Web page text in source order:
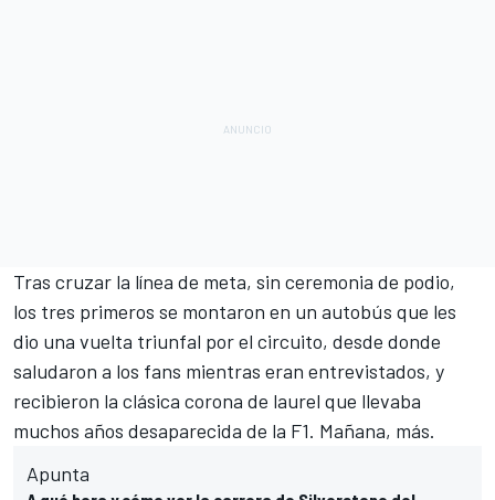
Tras cruzar la línea de meta, sin ceremonia de podio,
los tres primeros se montaron en un autobús que les
dio una vuelta triunfal por el circuito, desde donde
saludaron a los fans mientras eran entrevistados, y
recibieron la clásica corona de laurel que llevaba
muchos años desaparecida de la F1. Mañana, más.
Apunta